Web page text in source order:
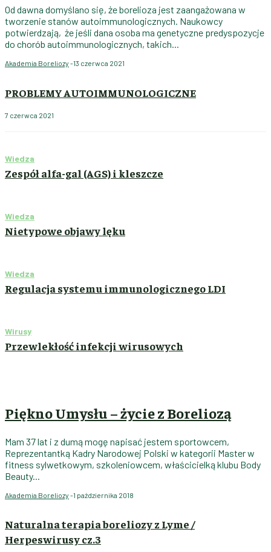
Od dawna domyślano się, że borelioza jest zaangażowana w
tworzenie stanów autoimmunologicznych. Naukowcy
potwierdzają, że jeśli dana osoba ma genetyczne predyspozycje
do chorób autoimmunologicznych, takich...
Akademia Boreliozy -13 czerwca 2021
PROBLEMY AUTOIMMUNOLOGICZNE
7 czerwca 2021
Wiedza
Zespół alfa-gal (AGS) i kleszcze
Wiedza
Nietypowe objawy lęku
Wiedza
Regulacja systemu immunologicznego LDI
Wirusy
Przewlekłość infekcji wirusowych
Piękno Umysłu – życie z Boreliozą
Mam 37 lat i z dumą mogę napisać jestem sportowcem,
Reprezentantką Kadry Narodowej Polski w kategorii Master w
fitness sylwetkowym, szkoleniowcem, właścicielką klubu Body
Beauty...
Akademia Boreliozy -1 października 2018
Naturalna terapia boreliozy z Lyme /
Herpeswirusy cz.3